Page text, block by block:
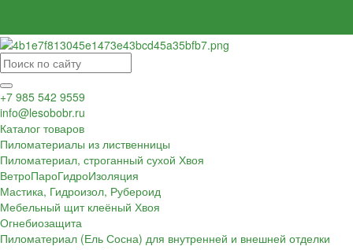
+7 985 542 9559
info@lesobobr.ru
Каталог товаров
Пиломатериалы из лиственницы
Пиломатериал, строганный сухой Хвоя
ВетроПароГидроИзоляция
Мастика, Гидроизол, Рубероид
Мебельный щит клеёный Хвоя
Огнебиозащита
Пиломатериал (Ель Сосна) для внутренней и внешней отделки